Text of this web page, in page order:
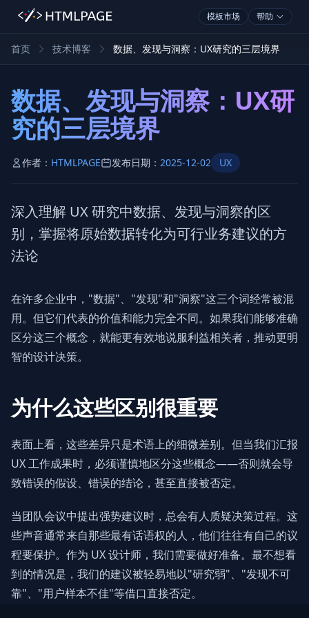
模板市场 帮助
首页 技术博客 数据、发现与洞察：UX研究的三层境界
数据、发现与洞察：UX研
究的三层境界
作者： HTMLPAGE 发布日期： 2025-12-02 UX
深入理解 UX 研究中数据、发现与洞察的区
别，掌握将原始数据转化为可行业务建议的方
法论
在许多企业中，"数据"、"发现"和"洞察"这三个词经常被混
用。但它们代表的价值和能力完全不同。如果我们能够准确
区分这三个概念，就能更有效地说服利益相关者，推动更明
智的设计决策。
为什么这些区别很重要
表面上看，这些差异只是术语上的细微差别。但当我们汇报
UX 工作成果时，必须谨慎地区分这些概念——否则就会导
致错误的假设、错误的结论，甚至直接被否定。
当团队会议中提出强势建议时，总会有人质疑决策过程。这
些声音通常来自那些最有话语权的人，他们往往有自己的议
程要保护。作为 UX 设计师，我们需要做好准备。最不想看
到的情况是，我们的建议被轻易地以"研究弱"、"发现不可
靠"、"用户样本不佳"等借口直接否定。